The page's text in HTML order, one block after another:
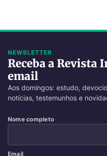
NEWSLETTER
Receba a Revista
email
Aos domingos: estudo,
notícias, testemunhos e
Nome completo
Email